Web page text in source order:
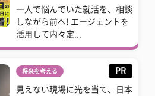
一人で悩んでいた就活を、相談
しながら前へ! エージェントを
活用して内々定...
将来を考える PR
見えない現場に光を当て、日本